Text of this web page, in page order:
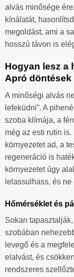
alvás minősége
kínálatát,
megoldást, ami a
hosszú távon is
Hogyan lesz a
Apró
A minőségi alvás
lefeküdni”. A
szoba klímája, a
még az esti rutin
környezetet ad, a
regeneráció is
környezetet úgy
lelassulhass, és ne
Hőmérséklet és
Sokan
szobában
levegő és a
elalvást, és
rendszeres